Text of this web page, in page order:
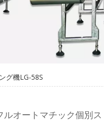
グ機LG-58S
ルオートマチック個別